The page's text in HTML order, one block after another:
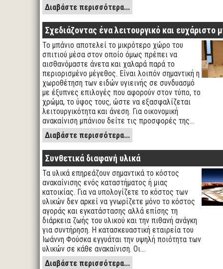
Διαβάστε περισσότερα...
Σχεδιάζοντας ένα λειτουργικό και ευχάριστο
Το μπάνιο αποτελεί το μικρότερο χώρο του
σπιτιού μέσα στον οποίο όμως πρέπει να
αισθανόμαστε άνετα και χαλαρά παρά το
περιορισμένο μέγεθος. Είναι λοιπόν σημαντική η
χωροθέτηση των ειδών υγιεινής σε συνδυασμό
με έξυπνες επιλογές που αφορούν στον τύπο, το
χρώμα, το ύφος τους, ώστε να εξασφαλίζεται
λειτουργικότητα και άνεση. Για οικονομική
ανακαίνιση μπάνιου δείτε τις προσφορές της…
Διαβάστε περισσότερα...
Συνθετικά διαφανή υλικά
Τα υλικά επηρεάζουν σημαντικά το κόστος
ανακαίνισης ενός καταστήματος ή μιας
κατοικίας. Για να υπολογίζετε το κόστος των
υλικών δεν αρκεί να γνωρίζετε μόνο το κόστος
αγοράς και εγκατάστασης αλλά επίσης τη
διάρκεια ζωής του υλικού και την πιθανή ανάγκη
για συντήρηση. Η κατασκευαστική εταιρεία του
Ιωάννη Φούσκα εγγυάται την υψηλή ποιότητα των
υλικών σε κάθε ανακαίνιση. Οι…
Διαβάστε περισσότερα...